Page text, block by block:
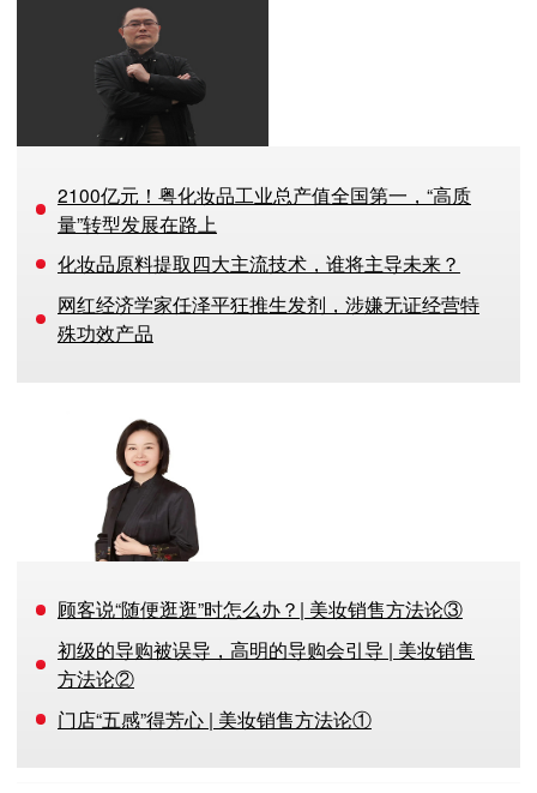
2100亿元！粤化妆品工业总产值全国第一，“高质
量”转型发展在路上
化妆品原料提取四大主流技术，谁将主导未来？
网红经济学家任泽平狂推生发剂，涉嫌无证经营特
殊功效产品
顾客说“随便逛逛”时怎么办？| 美妆销售方法论③
初级的导购被误导，高明的导购会引导 | 美妆销售
方法论②
门店“五感”得芳心 | 美妆销售方法论①